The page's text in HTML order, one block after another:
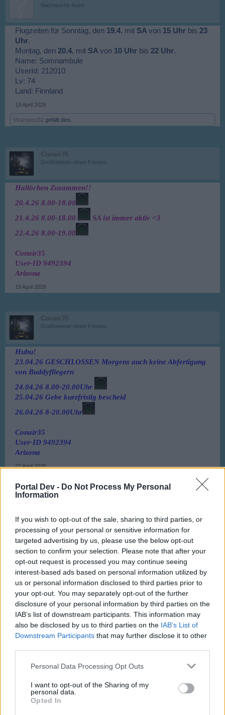
Portal Dev - Do Not Process My Personal
Information
If you wish to opt-out of the sale, sharing to third parties, or
processing of your personal or sensitive information for
targeted advertising by us, please use the below opt-out
section to confirm your selection. Please note that after your
opt-out request is processed you may continue seeing
interest-based ads based on personal information utilized by
us or personal information disclosed to third parties prior to
your opt-out. You may separately opt-out of the further
disclosure of your personal information by third parties on the
IAB’s list of downstream participants. This information may
also be disclosed by us to third parties on the IAB’s List of
Downstream Participants that may further disclose it to other
Personal Data Processing Opt Outs
I want to opt-out of the Sharing of my
personal data.
Opted In
Nachwuchs-Autor
Flugzeiten für Sonntag, den 19.4. mit SA von 15 Uhr bis 23
Uhr.
Montag, den 20.4. mit SA von 10 Uhr bis 22 Uhr.
Name: Somnambule
UserId: 212010
Lv: 74
Land: Finnland
19 April 2026
Viracopos52 gefällt dies.
Conair35
Großmeister eines Forums
Hallöchen Zusammen!!
20.4.26 8.00-18.00
21.4.26 8.00-18.00
SA ist immer aktiv <3
22.4.26 8.00-19.00
Conair35
User-ID 9492394
Arizona
19 April 2026
Conair35
Großmeister eines Forums
Huhu!
23.04.26 GESCHLOSSEN Morgens auch keine Abfertigung
von Buddyfliegern
24.04.26 8.00-20.00Uhr
25.04.26 Gebe kurzfristig bescheid
26.04.26 8-20.00Uhr
Conair35
User-ID 9492394
Arizona
22 April 2026
kispiros
Hallo zusammen
Meine nächste Flugzeiten:
Samstag(25.04): 8-12 Uhr und 18-20 Uhr
Sonntag (26.04): 8-12 Uhr und 18-21 Uhr
Bitte Flieger ab 4 Stunde Flugzeit schicken, Ampel
kann aus sein.
LG eure kispiros​
23 April 2026